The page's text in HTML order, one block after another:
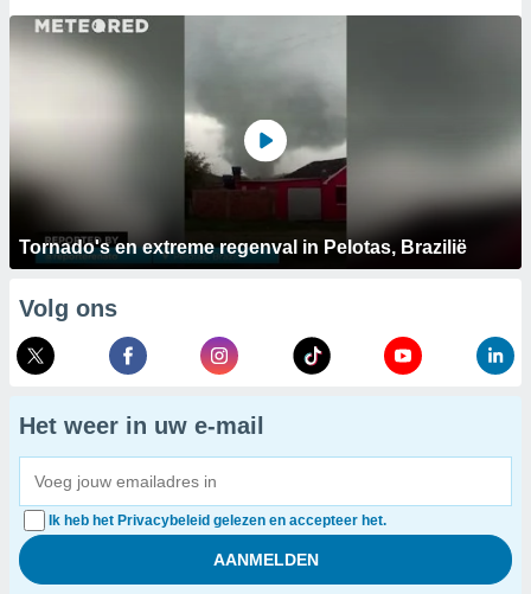
Tornado's en extreme regenval in Pelotas, Brazilië
Volg ons
Het weer in uw e-mail
Ik heb het Privacybeleid gelezen en accepteer het.